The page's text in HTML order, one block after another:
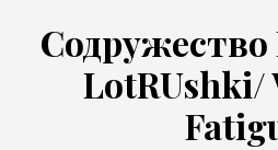
содержимомуLotRUshki/